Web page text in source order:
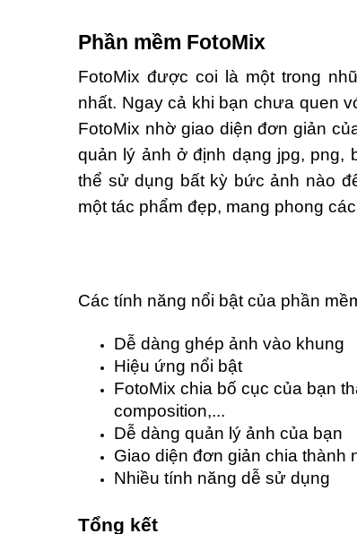
Phần mềm FotoMix
FotoMix được coi là một trong
nhất. Ngay cả khi bạn chưa quen
FotoMix nhờ giao diện đơn giản
quản lý ảnh ở định dạng jpg, png,
thể sử dụng bất kỳ bức ảnh nào
một tác phẩm đẹp, mang phong
Các tính năng nổi bật của phần
Dễ dàng ghép ảnh vào khung
Hiệu ứng nổi bật
FotoMix chia bố cục của bạn
composition,...
Dễ dàng quản lý ảnh của bạn
Giao diện đơn giản chia thành
Nhiều tính năng dễ sử dụng
Tổng kết